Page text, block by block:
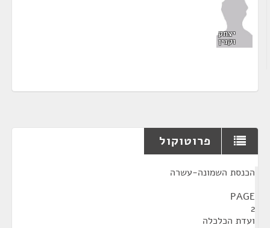
יצחק
וקנין
פרוטוקול
הכנסת השמונה-עשרה
PAGE
2
ועדת הכלכלה